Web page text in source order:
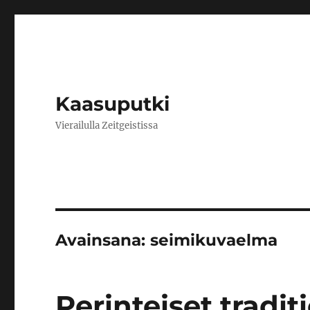
Kaasuputki
Vierailulla Zeitgeistissa
Avainsana:seimikuvaelma